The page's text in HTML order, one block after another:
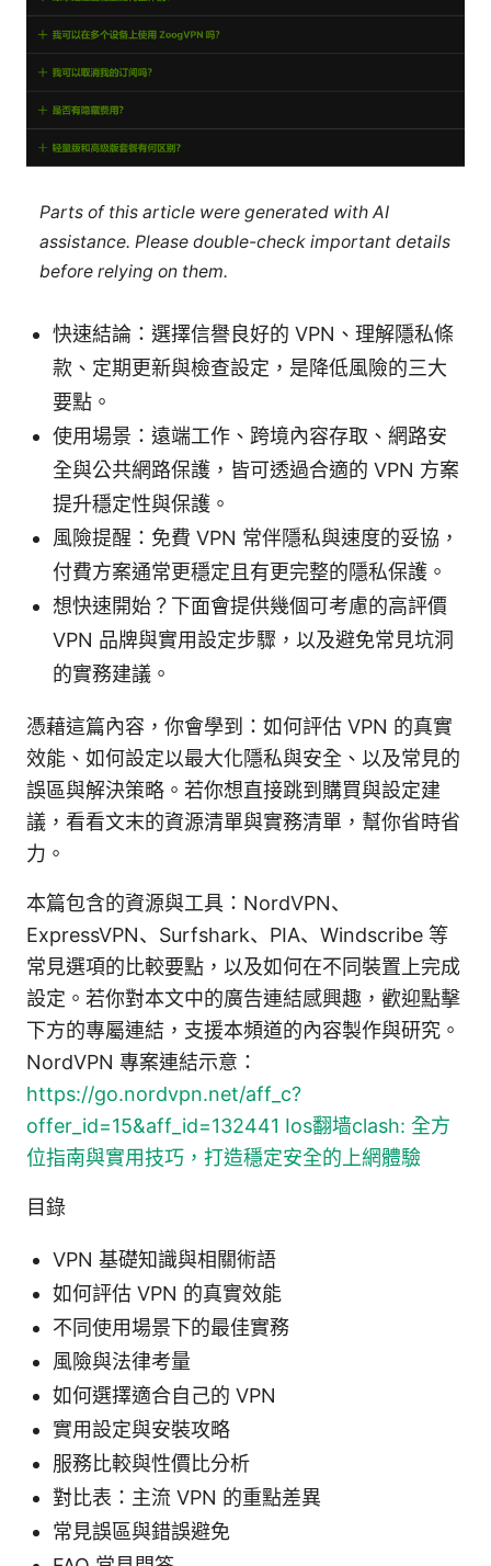
Parts of this article were generated with AI
assistance. Please double-check important details
before relying on them.
快速結論：選擇信譽良好的 VPN、理解隱私條
款、定期更新與檢查設定，是降低風險的三大
要點。
使用場景：遠端工作、跨境內容存取、網路安
全與公共網路保護，皆可透過合適的 VPN 方案
提升穩定性與保護。
風險提醒：免費 VPN 常伴隱私與速度的妥協，
付費方案通常更穩定且有更完整的隱私保護。
想快速開始？下面會提供幾個可考慮的高評價
VPN 品牌與實用設定步驟，以及避免常見坑洞
的實務建議。
憑藉這篇內容，你會學到：如何評估 VPN 的真實
效能、如何設定以最大化隱私與安全、以及常見的
誤區與解決策略。若你想直接跳到購買與設定建
議，看看文末的資源清單與實務清單，幫你省時省
力。
本篇包含的資源與工具：NordVPN、
ExpressVPN、Surfshark、PIA、Windscribe 等
常見選項的比較要點，以及如何在不同裝置上完成
設定。若你對本文中的廣告連結感興趣，歡迎點擊
下方的專屬連結，支援本頻道的內容製作與研究。
NordVPN 專案連結示意：
https://go.nordvpn.net/aff_c?
offer_id=15&aff_id=132441 Ios翻墙clash: 全方
位指南與實用技巧，打造穩定安全的上網體驗
目錄
VPN 基礎知識與相關術語
如何評估 VPN 的真實效能
不同使用場景下的最佳實務
風險與法律考量
如何選擇適合自己的 VPN
實用設定與安裝攻略
服務比較與性價比分析
對比表：主流 VPN 的重點差異
常見誤區與錯誤避免